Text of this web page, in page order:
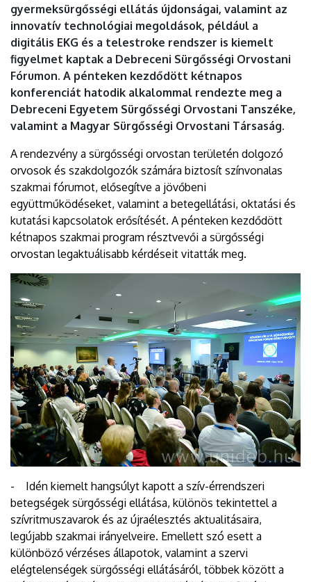
gyermeksürgősségi ellátás újdonságai, valamint az
innovatív technológiai megoldások, például a
digitális EKG és a telestroke rendszer is kiemelt
figyelmet kaptak a Debreceni Sürgősségi Orvostani
Fórumon. A pénteken kezdődött kétnapos
konferenciát hatodik alkalommal rendezte meg a
Debreceni Egyetem Sürgősségi Orvostani Tanszéke,
valamint a Magyar Sürgősségi Orvostani Társaság.
A rendezvény a sürgősségi orvostan területén dolgozó
orvosok és szakdolgozók számára biztosít színvonalas
szakmai fórumot, elősegítve a jövőbeni
együttműködéseket, valamint a betegellátási, oktatási és
kutatási kapcsolatok erősítését. A pénteken kezdődött
kétnapos szakmai program résztvevői a sürgősségi
orvostan legaktuálisabb kérdéseit vitatták meg.
- Idén kiemelt hangsúlyt kapott a szív-érrendszeri
betegségek sürgősségi ellátása, különös tekintettel a
szívritmuszavarok és az újraélesztés aktualitásaira,
legújabb szakmai irányelveire. Emellett szó esett a
különböző vérzéses állapotok, valamint a szervi
elégtelenségek sürgősségi ellátásáról, többek között a